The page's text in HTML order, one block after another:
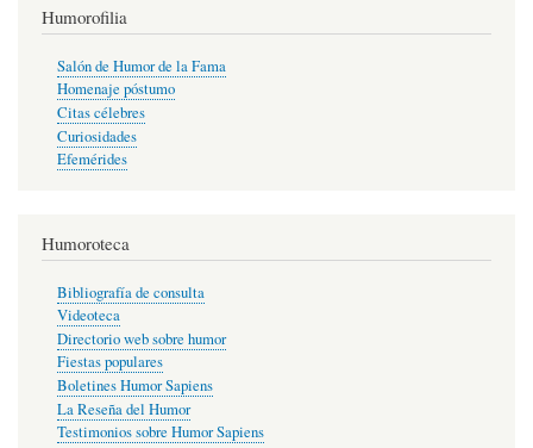
Humorofilia
Salón de Humor de la Fama
Homenaje póstumo
Citas célebres
Curiosidades
Efemérides
Humoroteca
Bibliografía de consulta
Videoteca
Directorio web sobre humor
Fiestas populares
Boletines Humor Sapiens
La Reseña del Humor
Testimonios sobre Humor Sapiens